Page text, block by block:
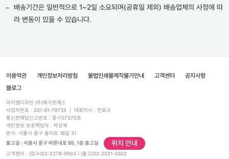
배송기간은 일반적으로 1~2일 소요되며(공휴일 제외) 배송업체의 사정에 따
라 변동이 있을 수 있습니다.
이용약관 개인정보처리방침 불법인쇄물제작불가안내 고객센터
공지사항
블로그
아이엠디자인 (주)메가프레스
사업자번호 : 201-81-79735 | 대표이사 : 천호규
통신판매업신고번호 : 중구07370호
개인정보 보호책임자 : 박상욱
본사: 서울시 중구 을지로 18길 31
출고실 : 서울시 중구 마른내로 65, 1층 출고실
위치 안내
고객센터 : (접수)02-2278-9924 (출고)02-2021-3302